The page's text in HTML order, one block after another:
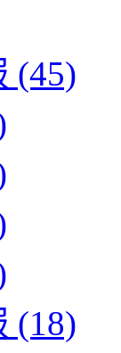
(45)
(18)